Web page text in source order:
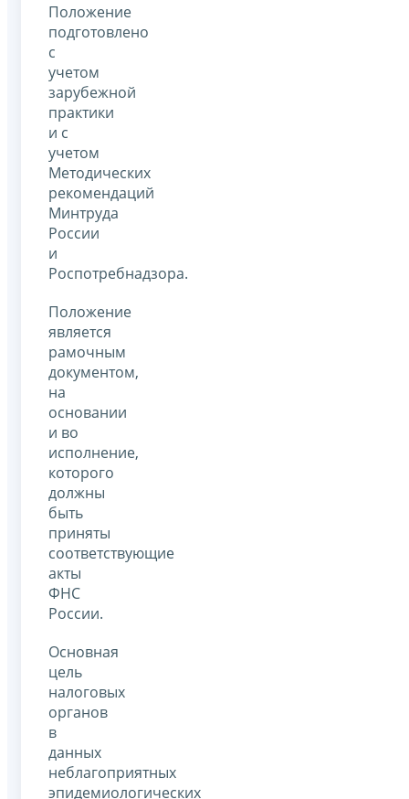
Положение
подготовлено
с
учетом
зарубежной
практики
и с
учетом
Методических
рекомендаций
Минтруда
России
и
Роспотребнадзора.
Положение
является
рамочным
документом,
на
основании
и во
исполнение,
которого
должны
быть
приняты
соответствующие
акты
ФНС
России.
Основная
цель
налоговых
органов
в
данных
неблагоприятных
эпидемиологических